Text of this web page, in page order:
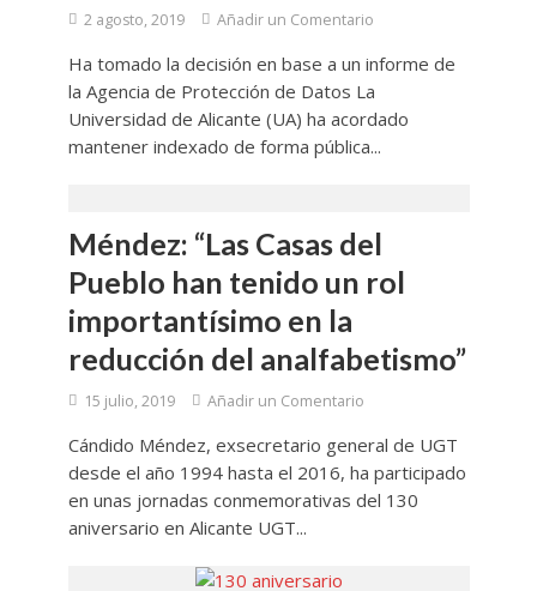
2 agosto, 2019 Añadir un Comentario
Ha tomado la decisión en base a un informe de
la Agencia de Protección de Datos La
Universidad de Alicante (UA) ha acordado
mantener indexado de forma pública...
Méndez: “Las Casas del
Pueblo han tenido un rol
importantísimo en la
reducción del analfabetismo”
15 julio, 2019 Añadir un Comentario
Cándido Méndez, exsecretario general de UGT
desde el año 1994 hasta el 2016, ha participado
en unas jornadas conmemorativas del 130
aniversario en Alicante UGT...